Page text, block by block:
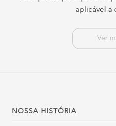
aplicável a
Ver
NOSSA HISTÓRIA